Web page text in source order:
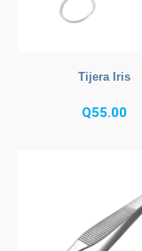
Tijera Iris
Q55.00